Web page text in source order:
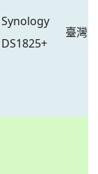
Synology
DS1825+
臺灣